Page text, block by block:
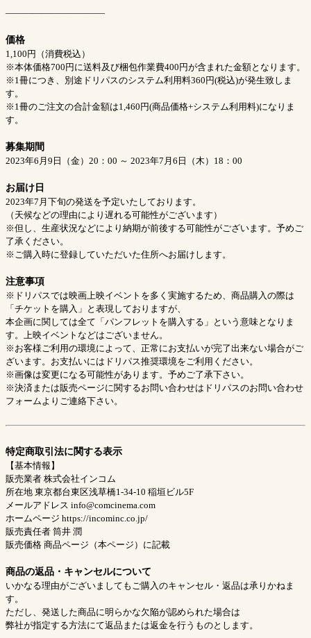
―――――――――――
価格
1,100円（消費税込）
※本体価格700円に送料及び梱包作業費400円が含まれた金額となります。
※1冊につき、別途ドリパスのシステム利用料360円(税込)が発生致しま
す。
※1冊のご注文の合計金額は1,460円(商品価格+システム利用料)になりま
す。
募集期間
2023年6月9日（金）20：00 ～ 2023年7月6日（木）18：00
お届け日
2023年7月下旬の発送を予定いたしております。
（天候などの理由により遅れる可能性がございます）
※但し、生産状況などにより納期が前後する可能性がございます。予めご
了承ください。
※ご購入時に登録していただいた住所へお届けします。
注意事項
※ドリパスでは映画上映イベントを多く実施するため、商品購入の際は
「チケットを購入」と表現しておりますが、
本企画に関しては全て「パンフレットを購入する」という意味となりま
す。上映イベントなどはございません。
※お客様ご利用の環境によって、正常にお支払いが完了出来ない場合がご
ざいます。お支払いにはドリパス推奨環境をご利用ください。
※画像は変更になる可能性があります。予めご了承下さい。
※決済または販売ページに関するお問い合わせはドリパスのお問い合わせ
フォームよりご連絡下さい。
特定商取引法に関する表示
【基本情報】
販売業者 株式会社インコム
所在地 東京都台東区浅草橋1-34-10 稲垣ビル5F
メールアドレス info@comcinema.com
ホームページ https://incominc.co.jp/
販売責任者 筒井 潤
販売価格 商品ページ（本ページ）に記載
商品の返品・キャンセルについて
いかなる理由がございましてもご購入のキャンセル・返品は承りかねま
す。
ただし、発送した商品に明らかな欠陥が認められた場合は
弊社が指定する方法にて返品または返金を行うものとします。